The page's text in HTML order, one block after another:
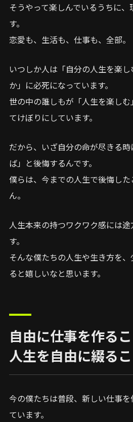
そうやって楽しんでいるうちに
す。
恋愛も、生活も、仕事も、全部。
いつしか人は「自分の人生を楽
か」に必死になっています。
世の中の誰しもが「人生を楽し
てけぼりにしています。
だから、いざ自分の命が尽きる
ば」と後悔するんです。
僕らは、今までの人生で後悔し
ん。
人生本来の持つワクワク感には
す。
そんな僕たちの人生や生き方を
ると嬉しいなと思います。
自由に仕事を作る
人生を自由に綴るこ
今の僕たちは普段、新しい仕事
ています。